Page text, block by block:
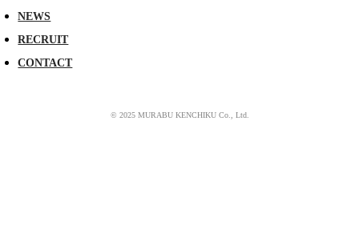
NEWS
RECRUIT
CONTACT
© 2025 MURABU KENCHIKU Co., Ltd.